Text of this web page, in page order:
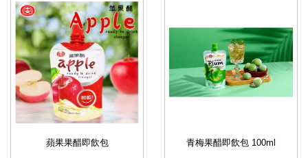
蘋果果醋即飲包 青梅果醋即飲包 100ml